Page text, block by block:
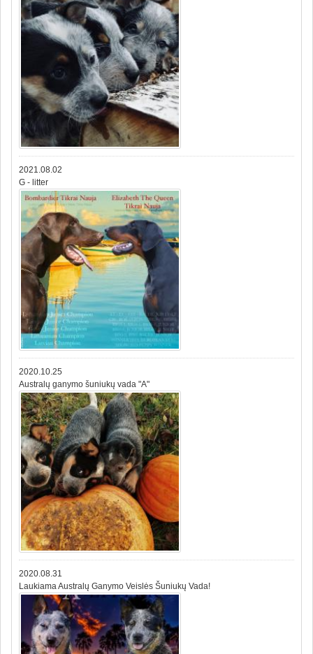
2021.08.02
G - litter
2020.10.25
Australų ganymo šuniukų vada "A"
2020.08.31
Laukiama Australų Ganymo Veislės Šuniukų Vada!